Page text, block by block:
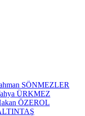
SÖNMEZLER
ÜRKMEZ
ÖZEROL